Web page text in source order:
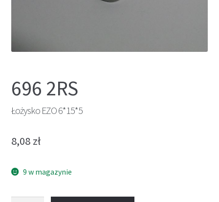
696 2RS
Łożysko EZO 6*15*5
8,08 zł
9 w magazynie